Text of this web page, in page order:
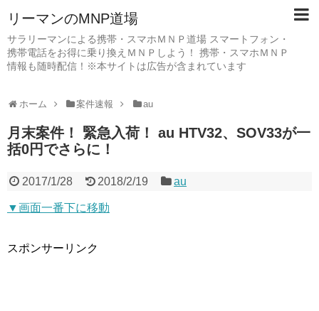
リーマンのMNP道場
サラリーマンによる携帯・スマホＭＮＰ道場 スマートフォン・
携帯電話をお得に乗り換えＭＮＰしよう！ 携帯・スマホＭＮＰ
情報も随時配信！※本サイトは広告が含まれています
ホーム 案件速報 au
月末案件！ 緊急入荷！ au HTV32、SOV33が一
括0円でさらに！
2017/1/28 2018/2/19 au
▼画面一番下に移動
スポンサーリンク